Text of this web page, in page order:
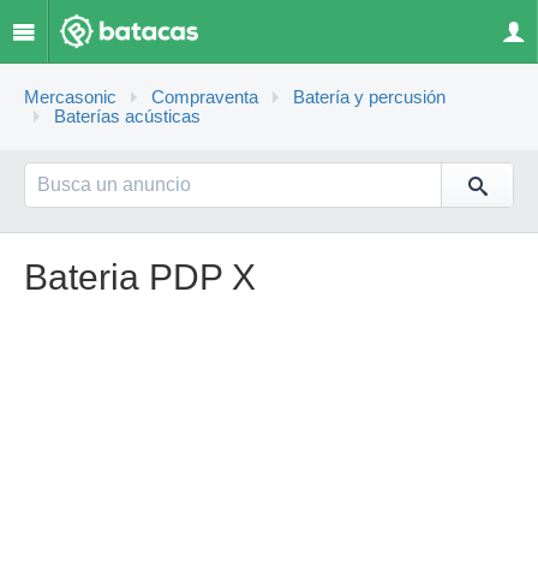
Mercasonic Compraventa
Batería y percusión
Baterías acústicas
Bateria PDP X